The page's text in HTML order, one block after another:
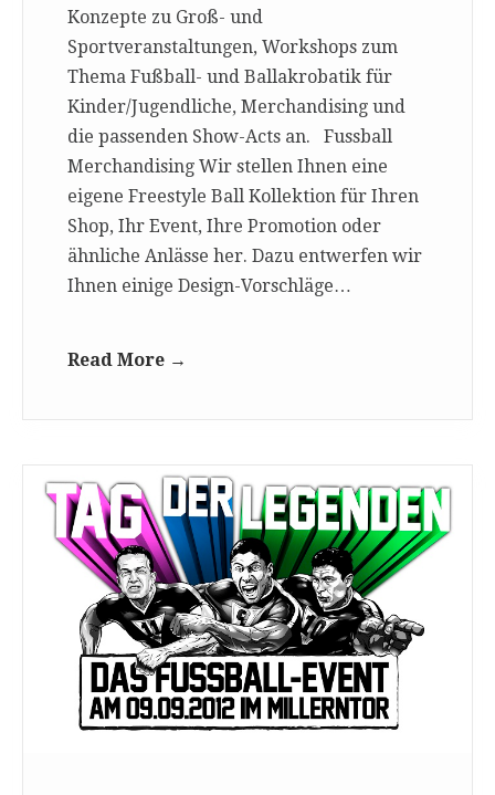
Konzepte zu Groß- und
Sportveranstaltungen, Workshops zum
Thema Fußball- und Ballakrobatik für
Kinder/Jugendliche, Merchandising und
die passenden Show-Acts an. Fussball
Merchandising Wir stellen Ihnen eine
eigene Freestyle Ball Kollektion für Ihren
Shop, Ihr Event, Ihre Promotion oder
ähnliche Anlässe her. Dazu entwerfen wir
Ihnen einige Design-Vorschläge…
Read More →